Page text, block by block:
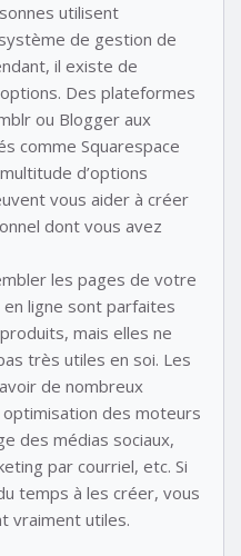
utilisent
de gestion de
il existe de
Des plateformes
ou Blogger aux
comme Squarespace
d’options
vous aider à créer
dont vous avez
les pages de votre
ligne sont parfaites
mais elles ne
très utiles en soi. Les
de nombreux
des moteurs
des médias sociaux,
par courriel, etc. Si
temps à les créer, vous
vraiment utiles.